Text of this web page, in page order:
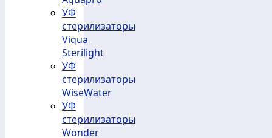
УФ
стерилизаторы
Viqua
Sterilight
УФ
стерилизаторы
WiseWater
УФ
стерилизаторы
Wonder